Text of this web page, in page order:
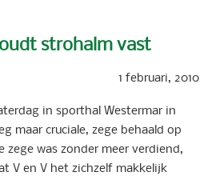
strohalm vast
1 februari, 2010
in sporthal Westermar in
maar cruciale, zege behaald op
zege was zonder meer verdiend,
V en V het zichzelf makkelijk